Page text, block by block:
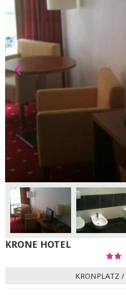
KRONE HOTEL
KRONPLATZ /